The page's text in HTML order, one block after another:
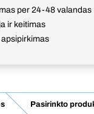
per 24-48 valandas
ir keitimas
Pasirinkto